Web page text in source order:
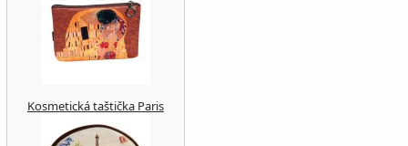
Kosmetická taštička Paris